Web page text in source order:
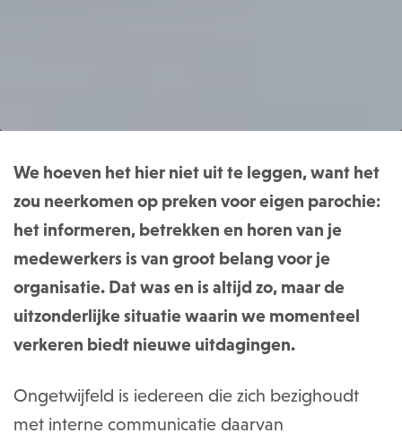
We hoeven het hier niet uit te leggen, want het
zou neerkomen op preken voor eigen parochie:
het informeren, betrekken en horen van je
medewerkers is van groot belang voor je
organisatie. Dat was en is altijd zo, maar de
uitzonderlijke situatie waarin we momenteel
verkeren biedt nieuwe uitdagingen.
Ongetwijfeld is iedereen die zich bezighoudt
met interne communicatie daarvan